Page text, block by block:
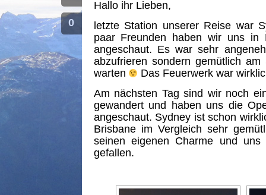
0
Hallo ihr Lieben,
letzte Station unserer Reise war
paar Freunden haben wir uns in
angeschaut. Es war sehr
abzufrieren sondern gemütlich
warten
Das Feuerwerk war
Am nächsten Tag sind wir noch
gewandert und haben uns die
angeschaut. Sydney ist schon
Brisbane im Vergleich sehr
seinen eigenen Charme und
gefallen.